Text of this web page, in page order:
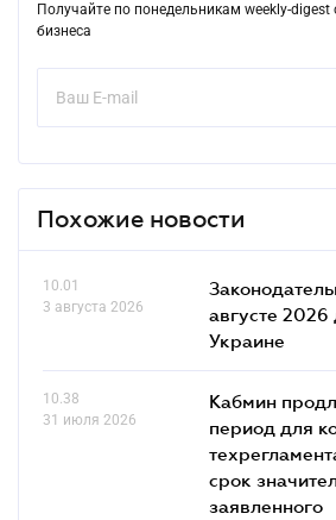
Получайте по понедельникам weekly-
бизнеса
Похожие новости
10.01
3 августа 2026
августе 2026
Украине
10.38
31 июля 2026
Кабмин
период для
срок
заявленного